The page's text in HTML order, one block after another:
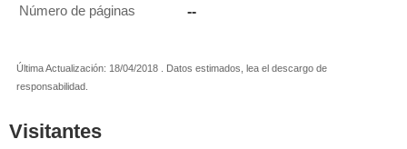
Número de páginas --
Última Actualización: 18/04/2018 . Datos estimados, lea el descargo de
responsabilidad.
Visitantes